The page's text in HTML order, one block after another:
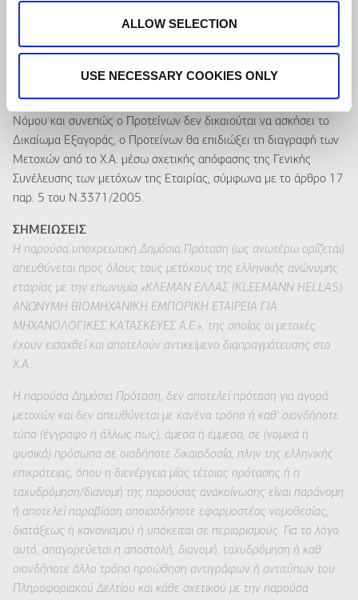
ALLOW SELECTION
USE NECESSARY COOKIES ONLY
διαγραφή της Εταιρίας από το Χ.Α., σύμφωνα με το άρθρο 17,
παράγραφος 5 του Ν. 3371/2005 και θα ψηφίσει υπέρ αυτής
της απόφασης. Κατόπιν λήψης της εν λόγω απόφασης από τη
την Ε.Κ. αίτημα διαγραφής της Εταιρίας από το Χ.Α.
Εφόσον δεν συντρέξουν οι προϋποθέσεις του άρθρου 27 του
Νόμου και συνεπώς ο Προτείνων δεν δικαιούται να ασκήσει το
Δικαίωμα Εξαγοράς, ο Προτείνων θα επιδιώξει τη διαγραφή των
Μετοχών από το Χ.Α. μέσω σχετικής απόφασης της Γενικής
Συνέλευσης των μετόχων της Εταιρίας, σύμφωνα με το άρθρο 17
παρ. 5 του Ν.3371/2005.
ΣΗΜΕΙΩΣΕΙΣ
Η παρούσα υποχρεωτική Δημόσια Πρόταση (ως ανωτέρω ορίζεται)
απευθύνεται προς όλους τους μετόχους της ελληνικής ανώνυμης
εταιρίας με την επωνυμία «ΚΛΕΜΑΝ ΕΛΛΑΣ (KLEEMANN HELLAS)
ΑΝΩΝΥΜΗ ΒΙΟΜΗΧΑΝΙΚΗ ΕΜΠΟΡΙΚΗ ΕΤΑΙΡΕΙΑ ΓΙΑ
ΜΗΧΑΝΟΛΟΓΙΚΕΣ ΚΑΤΑΣΚΕΥΕΣ Α.E.», της οποίας οι μετοχές
έχουν εισαχθεί και αποτελούν αντικείμενο διαπραγμάτευσης στο
Χ.Α..
Η παρούσα Δημόσια Πρόταση, δεν αποτελεί πρόταση για αγορά
μετοχών και δεν απευθύνεται με κανένα τρόπο ή καθ' οιονδήποτε
τύπο (έγγραφο ή άλλως πως), άμεσα ή έμμεσα, σε (νομικά ή
φυσικά) πρόσωπα σε οιαδήποτε δικαιοδοσία, πλην της ελληνικής
επικράτειας, όπου η διενέργεια μίας τέτοιας πρότασης ή η
ταχυδρόμηση/διανομή της παρούσας ανακοίνωσης είναι παράνομη
ή αποτελεί παραβίαση οποιασδήποτε εφαρμοστέας νομοθεσίας,
διατάξεως ή κανονισμού ή υπόκειται σε περιορισμούς. Για το λόγο
αυτό, απαγορεύεται η αποστολή, διανομή, ταχυδρόμηση ή καθ'
οιονδήποτε άλλο τρόπο προώθηση αντιγράφων ή αντιτύπων του
Πληροφοριακού Δελτίου και κάθε σχετικού με την παρούσα